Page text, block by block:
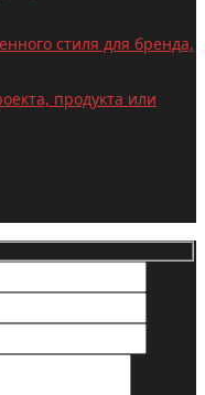
стиля для бренда,
продукта или